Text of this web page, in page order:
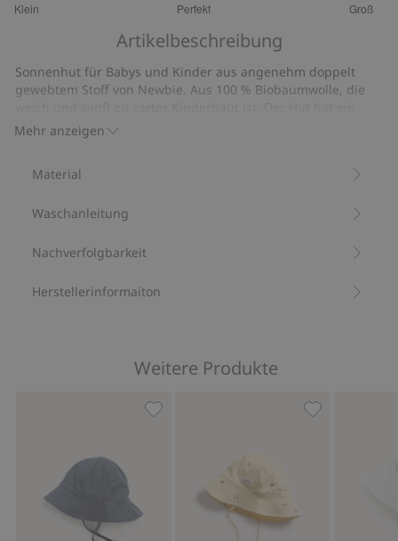
Klein Perfekt Groß
von
10
Bewertungen
Artikelbeschreibung
Mehr anzeigen
Sonnenhut für Babys und Kinder aus angenehm doppelt
gewebtem Stoff von Newbie. Aus 100 % Biobaumwolle, die
kleines Newbie-Etikett an der Seite und ein Bindeband unter
dem Kinn in allen Größen außer 52/54.
Bindeband (in allen Größen außer 52/54).
Artikelnummer:845305
Material
Waschanleitung
Nachverfolgbarkeit
Herstellerinformaiton
Weitere Produkte